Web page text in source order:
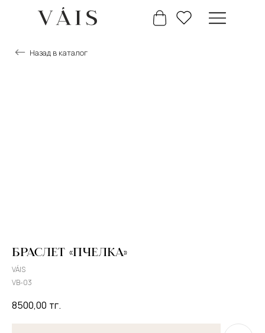
Назад в каталог
БРАСЛЕТ «ПЧЕЛКА»
VÁIS
VB-03
8500,00 тг.